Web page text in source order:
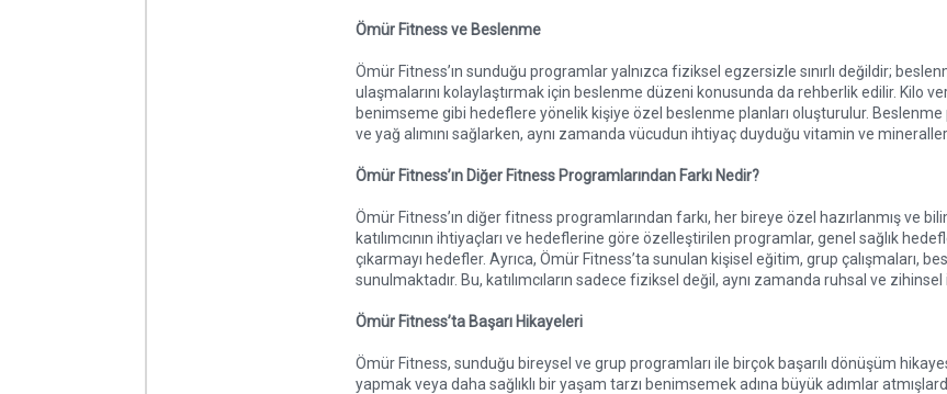
Ömür Fitness ve Beslenme
Ömür Fitness’ın sunduğu programlar yalnızca fiziksel egzersizle sınırlı değildir;
ulaşmalarını kolaylaştırmak için beslenme düzeni konusunda da rehberlik edilir. Kilo
benimseme gibi hedeflere yönelik kişiye özel beslenme planları oluşturulur.
ve yağ alımını sağlarken, aynı zamanda vücudun ihtiyaç duyduğu vitamin ve
Ömür Fitness’ın Diğer Fitness Programlarından Farkı Nedir?
Ömür Fitness’ın diğer fitness programlarından farkı, her bireye özel hazırlanmış ve
katılımcının ihtiyaçları ve hedeflerine göre özelleştirilen programlar, genel sağlık
çıkarmayı hedefler. Ayrıca, Ömür Fitness’ta sunulan kişisel eğitim, grup çalışmaları,
sunulmaktadır. Bu, katılımcıların sadece fiziksel değil, aynı zamanda ruhsal ve zihinsel
Ömür Fitness’ta Başarı Hikayeleri
Ömür Fitness, sunduğu bireysel ve grup programları ile birçok başarılı dönüşüm
yapmak veya daha sağlıklı bir yaşam tarzı benimsemek adına büyük adımlar